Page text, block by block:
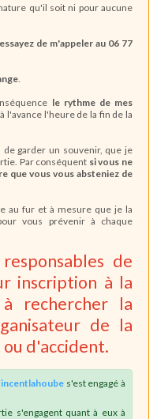
qu'il soit ni pour aucune
essayez de m'appeler au 06 77
le rythme de mes
l'avance l'heure de la fin de la
de garder un souvenir, que je
Par conséquent si vous ne
que vous vous absteniez de
au fur et à mesure que je la
vous prévenir à chaque
de
inscription à la
rechercher la
de la
d'accident.
s'est engagé à
s'engagent quant à eux à